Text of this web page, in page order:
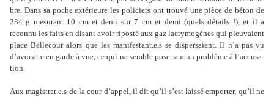
bre. Dans sa poche exté­rieure les poli­ciers ont trouvé une pièce de béton de
234 g mesu­rant 10 cm et demi sur 7 cm et demi (quels détails !), et il a
reconnu les faits en disant avoir riposté aux gaz lacry­mo­gè­nes qui pleu­vaient
place Bellecour alors que les mani­fes­tant.e.s se dis­per­saient. Il n’a pas vu
d’avocat.e en garde à vue, ce qui ne semble poser aucun pro­blème à l’accu­sa­
tion.
Aux magis­trat.e.s de la cour d’appel, il dit qu’il s’est laissé empor­ter, qu’il ne